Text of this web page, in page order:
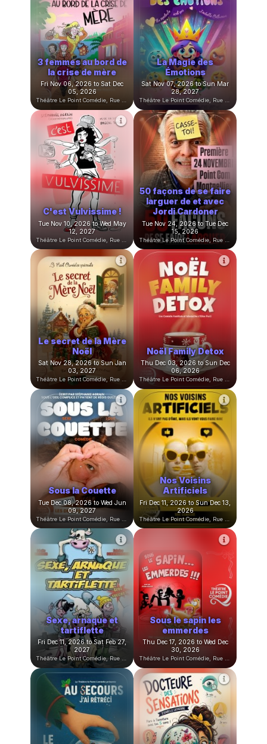
Paroles de Clitoris
Tue Oct 13, 2026 to Wed Apr
14, 2027
Double Jeu
Wed Oct 21, 2026 to Thu Apr
01, 2027
En attendant le
divorce, marions-
nous !
Thu Oct 22, 2026 to Sat Mar
Drôle d'époque
Thu Nov 05, 2026 to Wed May
19, 2027
3 femmes au bord de
la crise de mère
Fri Nov 06, 2026 to Sat Dec
05, 2026
La Magie des
Émotions
Sat Nov 07, 2026 to Sun Mar
28, 2027
C'est Vulvissime !
Tue Nov 10, 2026 to Wed May
12, 2027
Théâtre Le Point Comédie, Rue Sainte-Ursule, Montpellier, France
50 façons de se faire
larguer de et avec
Jordi Cardoner
Tue Nov 24, 2026 to Tue Dec
15, 2026
Le secret de la Mère
Noël
Sat Nov 28, 2026 to Sun Jan
03, 2027
Noël Family Detox
Thu Dec 03, 2026 to Sun Dec
06, 2026